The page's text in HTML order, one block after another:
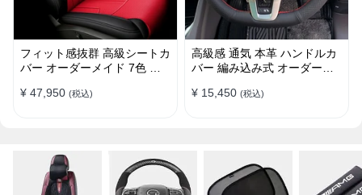
フィット感抜群 高級シートカ
バー オーダーメイド 7色 防
ト
¥ 47,950 (税込)
高級感 通気 本革 ハンドルカ
バー 編み込み式 オーダーメ
プ
¥ 15,450 (税込)